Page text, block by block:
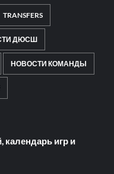
TRANSFERS
ДЮСШ
НОВОСТИ КОМАНДЫ
календарь игр и